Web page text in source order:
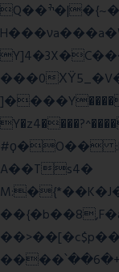
Q��ׯ�|�{~��W:��
���0
#ϙ�O��
A��Ts4�